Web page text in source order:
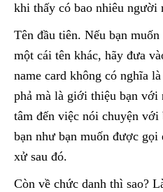
khi thấy có bao nhiêu người
Tên đầu tiên. Nếu bạn muốn
một cái tên khác, hãy đưa
name card không có nghĩa
phả mà là giới thiệu bạn với
tâm đến việc nói chuyện
bạn như bạn muốn được
xử sau đó.
Còn về chức danh thì sao?